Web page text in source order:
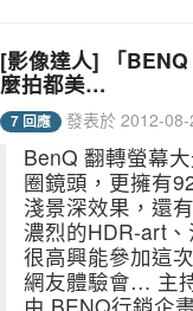
[影像達人] 「
麼拍都美…
7 回應 發表於 2012-
BenQ 翻轉螢幕
圈鏡頭，更擁有
淺景深效果，還
濃烈的HDR-art
很高興能參加這
網友體驗會… 主